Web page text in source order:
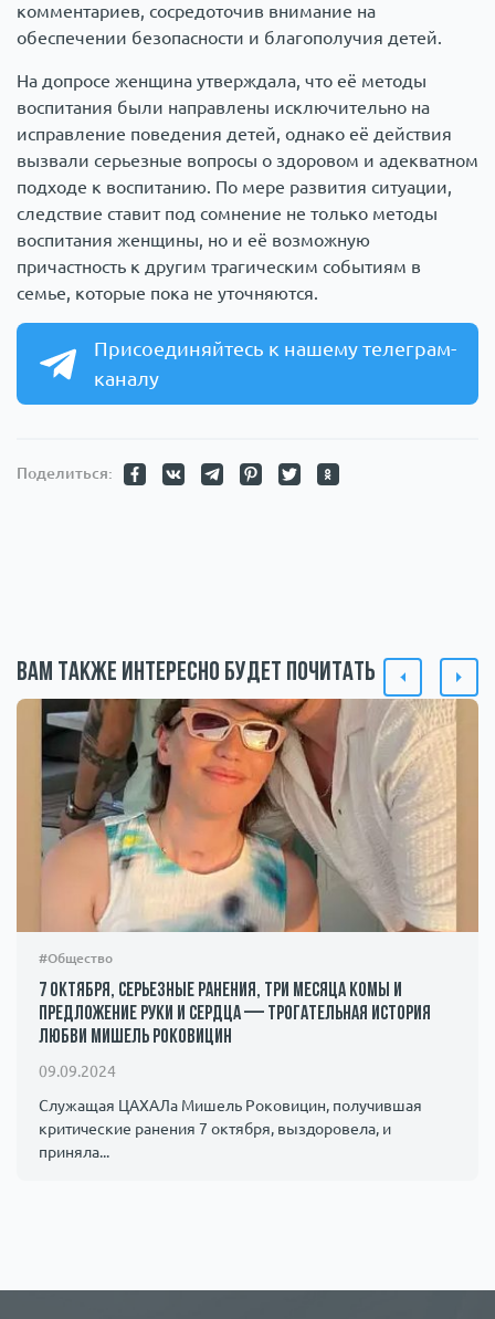
комментариев, сосредоточив внимание на
обеспечении безопасности и благополучия детей.
На допросе женщина утверждала, что её методы
воспитания были направлены исключительно на
исправление поведения детей, однако её действия
вызвали серьезные вопросы о здоровом и адекватном
подходе к воспитанию. По мере развития ситуации,
следствие ставит под сомнение не только методы
воспитания женщины, но и её возможную
причастность к другим трагическим событиям в
семье, которые пока не уточняются.
Присоединяйтесь к нашему телеграм-
каналу
Поделиться:
Вам также интересно будет почитать
#Общество
7 октября, серьезные ранения, три месяца комы и
предложение руки и сердца — трогательная история
любви Мишель Роковицин
09.09.2024
Служащая ЦАХАЛа Мишель Роковицин, получившая
критические ранения 7 октября, выздоровела, и
приняла...